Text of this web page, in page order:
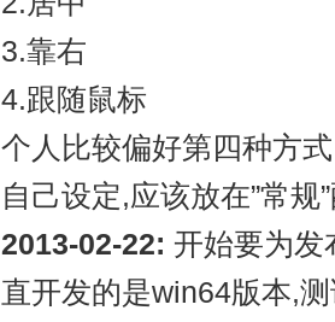
3.靠右
4.跟随鼠标
个人比较偏好第四种方
自己设定,应该放在”常规
2013-02-22: 开始要为发
直开发的是win64版本,